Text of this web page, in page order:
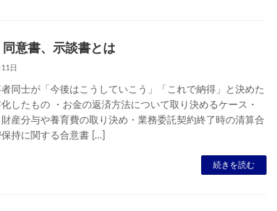
意書、示談書とは
日
同士が「今後はこうしていこう」「これで納得」と決めた
したもの ・お金の返済方法について取り決めるケース・
産分与や養育費の取り決め・業務委託契約終了時の清算合
持に関する合意書 […]
続きを読む